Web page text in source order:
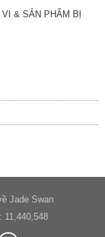
& SẢN PHẨM BỊ
Jade Swan